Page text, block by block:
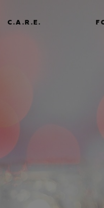
C.A.R.E.
E-